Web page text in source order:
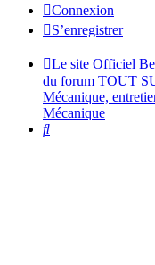
Connexion
S’enregistrer
Le site Officiel
du forum TOUT
Mécanique,
Mécanique
Rechercher